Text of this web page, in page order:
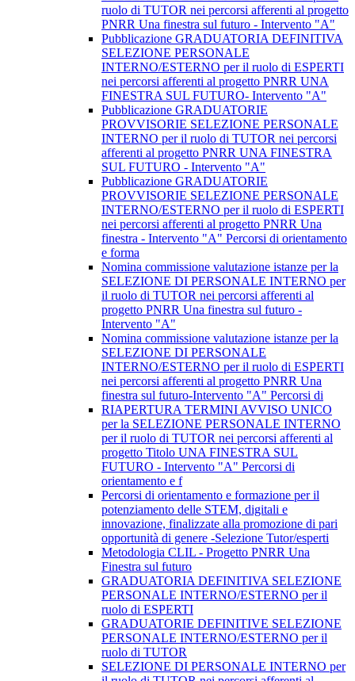
ruolo di TUTOR nei percorsi afferenti al progetto
PNRR Una finestra sul futuro - Intervento "A"
Pubblicazione GRADUATORIA DEFINITIVA
SELEZIONE PERSONALE
INTERNO/ESTERNO per il ruolo di ESPERTI
nei percorsi afferenti al progetto PNRR UNA
FINESTRA SUL FUTURO- Intervento "A"
Pubblicazione GRADUATORIE
PROVVISORIE SELEZIONE PERSONALE
INTERNO per il ruolo di TUTOR nei percorsi
afferenti al progetto PNRR UNA FINESTRA
SUL FUTURO - Intervento "A"
Pubblicazione GRADUATORIE
PROVVISORIE SELEZIONE PERSONALE
INTERNO/ESTERNO per il ruolo di ESPERTI
nei percorsi afferenti al progetto PNRR Una
finestra - Intervento "A" Percorsi di orientamento
e forma
Nomina commissione valutazione istanze per la
SELEZIONE DI PERSONALE INTERNO per
il ruolo di TUTOR nei percorsi afferenti al
progetto PNRR Una finestra sul futuro -
Intervento "A"
Nomina commissione valutazione istanze per la
SELEZIONE DI PERSONALE
INTERNO/ESTERNO per il ruolo di ESPERTI
nei percorsi afferenti al progetto PNRR Una
finestra sul futuro-Intervento "A" Percorsi di
RIAPERTURA TERMINI AVVISO UNICO
per la SELEZIONE PERSONALE INTERNO
per il ruolo di TUTOR nei percorsi afferenti al
progetto Titolo UNA FINESTRA SUL
FUTURO - Intervento "A" Percorsi di
orientamento e f
Percorsi di orientamento e formazione per il
potenziamento delle STEM, digitali e
innovazione, finalizzate alla promozione di pari
opportunità di genere -Selezione Tutor/esperti
Metodologia CLIL - Progetto PNRR Una
Finestra sul futuro
GRADUATORIA DEFINITIVA SELEZIONE
PERSONALE INTERNO/ESTERNO per il
ruolo di ESPERTI
GRADUATORIE DEFINITIVE SELEZIONE
PERSONALE INTERNO/ESTERNO per il
ruolo di TUTOR
SELEZIONE DI PERSONALE INTERNO per